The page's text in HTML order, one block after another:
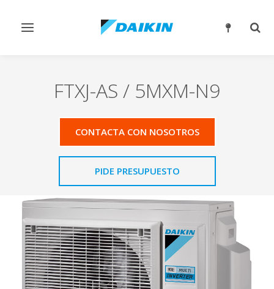
Alternar
FTXJ-AS / 5MXM-N9
CONTACTA CON NOSOTROS
PIDE PRESUPUESTO